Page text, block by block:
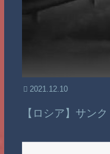
2021.12.10
【ロシア】サン